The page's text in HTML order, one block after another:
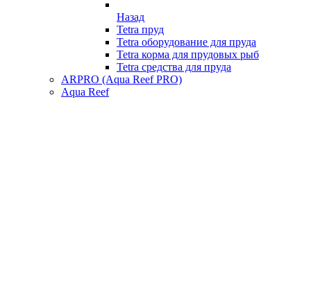
Назад
Tetra пруд
Tetra оборудование для пруда
Tetra корма для прудовых рыб
Tetra средства для пруда
ARPRO (Aqua Reef PRO)
Aqua Reef